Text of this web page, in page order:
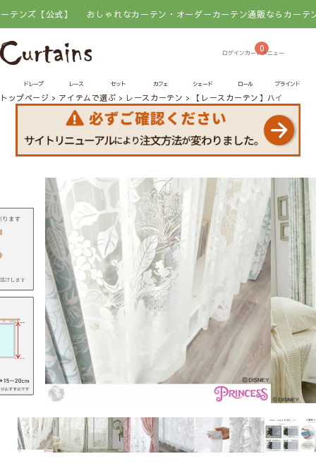
公式】 おしゃれなカーテン・オーダーカーテン通販ならカーテンズ【公
0
ドレープ レース セット カフェ シェード ロール ブラインド
トップページ アイテムで選ぶ レースカーテン 【レースカーテン】ハイホーボ